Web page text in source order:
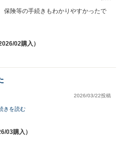
保険等の手続きもわかりやすかったで
02購入）
2026/03/22投稿
きを読む
03購入）